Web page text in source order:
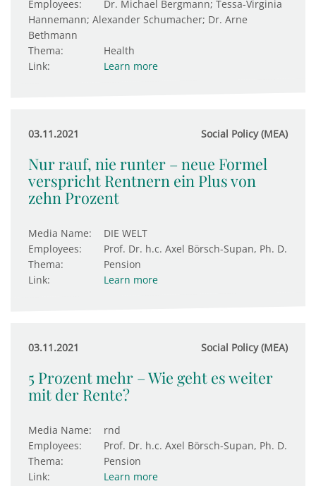
Employees:
Dr. Michael Bergmann; Tessa-Virginia
Hannemann; Alexander Schumacher; Dr. Arne
Bethmann
Thema:
Health
Link:
Learn more
03.11.2021 Social Policy (MEA)
Nur rauf, nie runter – neue Formel
verspricht Rentnern ein Plus von
zehn Prozent
Media Name:
DIE WELT
Employees:
Prof. Dr. h.c. Axel Börsch-Supan, Ph. D.
Thema:
Pension
Link:
Learn more
03.11.2021 Social Policy (MEA)
5 Prozent mehr – Wie geht es weiter
mit der Rente?
Media Name:
rnd
Employees:
Prof. Dr. h.c. Axel Börsch-Supan, Ph. D.
Thema:
Pension
Link:
Learn more